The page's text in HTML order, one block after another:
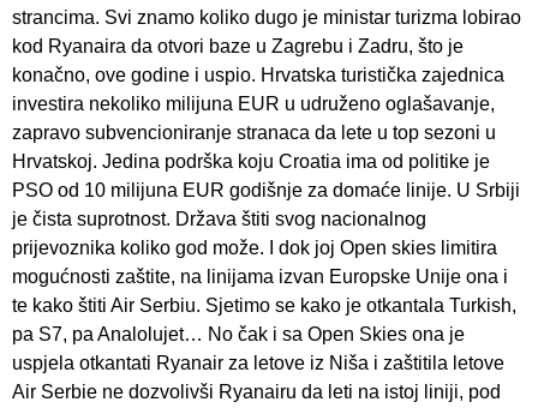
strancima. Svi znamo koliko dugo je ministar turizma lobirao
kod Ryanaira da otvori baze u Zagrebu i Zadru, što je
konačno, ove godine i uspio. Hrvatska turistička zajednica
investira nekoliko milijuna EUR u udruženo oglašavanje,
zapravo subvencioniranje stranaca da lete u top sezoni u
Hrvatskoj. Jedina podrška koju Croatia ima od politike je
PSO od 10 milijuna EUR godišnje za domaće linije. U Srbiji
je čista suprotnost. Država štiti svog nacionalnog
prijevoznika koliko god može. I dok joj Open skies limitira
mogućnosti zaštite, na linijama izvan Europske Unije ona i
te kako štiti Air Serbiu. Sjetimo se kako je otkantala Turkish,
pa S7, pa Analolujet… No čak i sa Open Skies ona je
uspjela otkantati Ryanair za letove iz Niša i zaštitila letove
Air Serbie ne dozvolivši Ryanairu da leti na istoj liniji, pod